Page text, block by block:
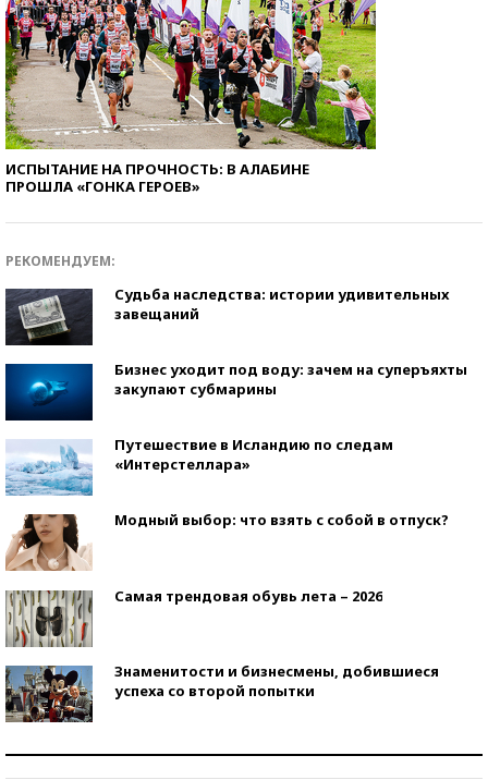
ИСПЫТАНИЕ НА ПРОЧНОСТЬ: В АЛАБИНЕ
ПРОШЛА «ГОНКА ГЕРОЕВ»
РЕКОМЕНДУЕМ:
Судьба наследства: истории удивительных
завещаний
Бизнес уходит под воду: зачем на суперъяхты
закупают субмарины
Путешествие в Исландию по следам
«Интерстеллара»
Модный выбор: что взять с собой в отпуск?
Самая трендовая обувь лета – 2026
Знаменитости и бизнесмены, добившиеся
успеха со второй попытки